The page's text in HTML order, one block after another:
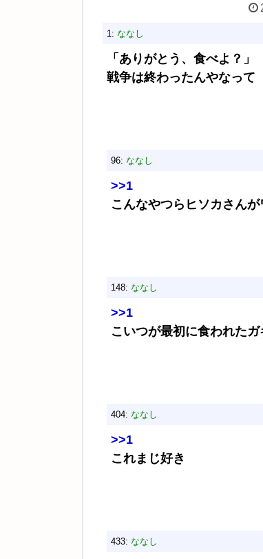
1: ななし
「ありがとう、食べよ？」
戦争は終わったんやなって
96: ななし
>>1
こんなやつらヒソカさん
148: ななし
>>1
こいつが最初に食われた
404: ななし
>>1
これまじ好き
433: ななし